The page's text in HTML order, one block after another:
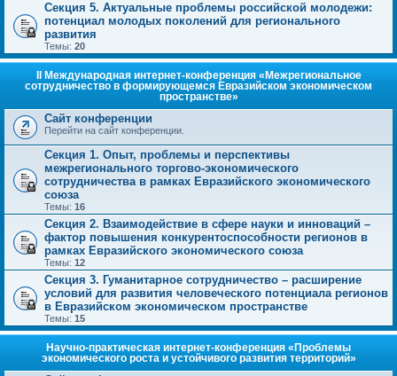
Секция 5. Актуальные проблемы российской молодежи:
потенциал молодых поколений для регионального
развития
Темы: 20
II Международная интернет-конференция «Межрегиональное
сотрудничество в формирующемся Евразийском экономическом
пространстве»
Сайт конференции
Перейти на сайт конференции.
Секция 1. Опыт, проблемы и перспективы
межрегионального торгово-экономического
сотрудничества в рамках Евразийского экономического
союза
Темы: 16
Секция 2. Взаимодействие в сфере науки и инноваций –
фактор повышения конкурентоспособности регионов в
рамках Евразийского экономического союза
Темы: 12
Секция 3. Гуманитарное сотрудничество – расширение
условий для развития человеческого потенциала регионов
в Евразийском экономическом пространстве
Темы: 15
Научно-практическая интернет-конференция «Проблемы
экономического роста и устойчивого развития территорий»